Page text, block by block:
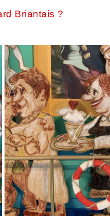
Briantais ?